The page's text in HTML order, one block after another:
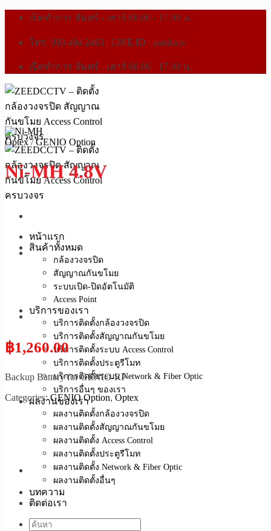
เปิดทำการ จันทร์ - เสาร์ 08.00 - 17.00 น.
โทร. 093 494 2463 | LINE ID : zeedcctv
เปิดทำการ จันทร์ - เสาร์ 08.00 - 17.00 น.
หน้าแรก
สินค้าทั้งหมด
กล้องวงจรปิด
สัญญาณกันขโมย
ระบบเปิด-ปิดอัตโนมัติ
Access Point
บริการของเรา
บริการติดตั้งกล้องวงจรปิด
บริการติดตั้งสัญญาณกันขโมย
บริการติดตั้งระบบ Access Control
บริการติดตั้งประตูรีโมท
บริการติดตั้งระบบ Network & Fiber Optic
บริการอื่นๆ ของเรา
ผลงานของเรา
ผลงานติดตั้งกล้องวงจรปิด
ผลงานติดตั้งสัญญาณกันขโมย
ผลงานติดตั้ง Access Control
ผลงานติดตั้งประตูรีโมท
ผลงานติดตั้ง Network & Fiber Optic
ผลงานติดตั้งอื่นๆ
บทความ
ติดต่อเรา
Optex / GENIO Option
Ni-MH 4.8V
฿1,260.00
Backup Battery for GENIO-RP
Categories:GENIO Option, Optex